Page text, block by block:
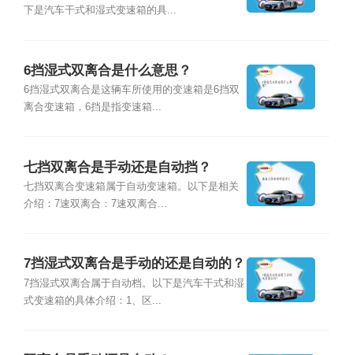
下是汽车干式和湿式变速箱的具...
6挡湿式双离合是什么意思？
6挡湿式双离合是这辆车所使用的变速箱是6挡双
离合变速箱，6挡是指变速箱...
七挡双离合是手动还是自动挡？
七挡双离合变速箱属于自动变速箱。以下是相关
介绍：7速双离合：7速双离合...
7挡湿式双离合是手动的还是自动的？
7挡湿式双离合属于自动档。以下是汽车干式和湿
式变速箱的具体介绍：1、区...